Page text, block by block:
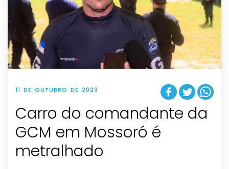
11 DE OUTUBRO DE 2023
Carro do comandante da
GCM em Mossoró é
metralhado